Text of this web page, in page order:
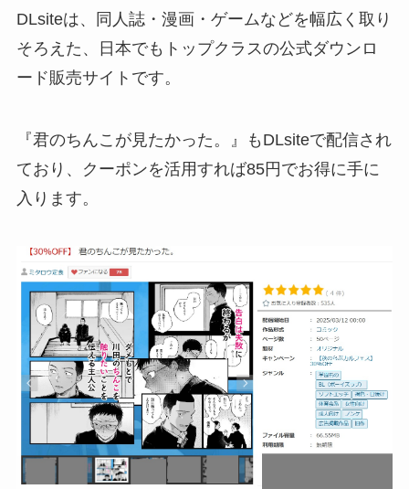
DLsiteは、同人誌・漫画・ゲームなどを幅広く取り
そろえた、日本でもトップクラスの公式ダウンロ
ード販売サイトです。
『君のちんこが見たかった。』もDLsiteで配信され
ており、クーポンを活用すれば85円でお得に手に
入ります。